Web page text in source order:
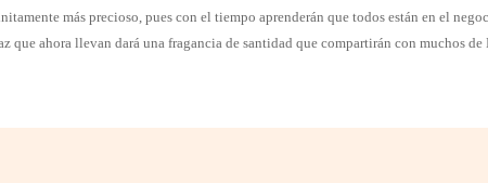
más precioso, pues con el tiempo aprenderán que todos están en el
que ahora llevan dará una fragancia de santidad que compartirán con muchos